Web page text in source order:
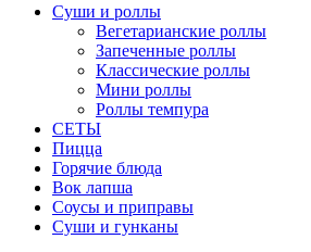
Суши и роллы
Вегетарианские роллы
Запеченные роллы
Классические роллы
Мини роллы
Роллы темпура
СЕТЫ
Пицца
Горячие блюда
Вок лапша
Соусы и приправы
Суши и гунканы